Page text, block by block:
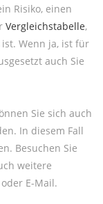
Risiko, einen
Vergleichstabelle,
Wenn ja, ist für
auch Sie
Sie sich auch
In diesem Fall
Besuchen Sie
weitere
E-Mail.